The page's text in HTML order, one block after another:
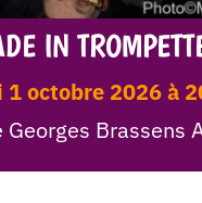
IN
1 octobre 2026 à
Georges Brassens